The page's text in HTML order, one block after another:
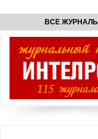
ВСЕ ЖУРНАЛЫ